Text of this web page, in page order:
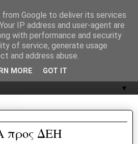
▼
προς ΔΕΗ
Google to deliver its services
IP address and user-agent are
with performance and security
of service, generate usage
and address abuse.
MORE GOT IT